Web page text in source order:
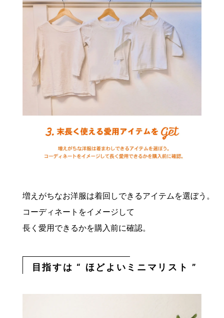
増えがちなお洋服は着回しできるアイテムを選ぼう。
コーディネートをイメージして
長く愛用できるかを購入前に確認。
目指すは “ ほどよいミニマリスト ”